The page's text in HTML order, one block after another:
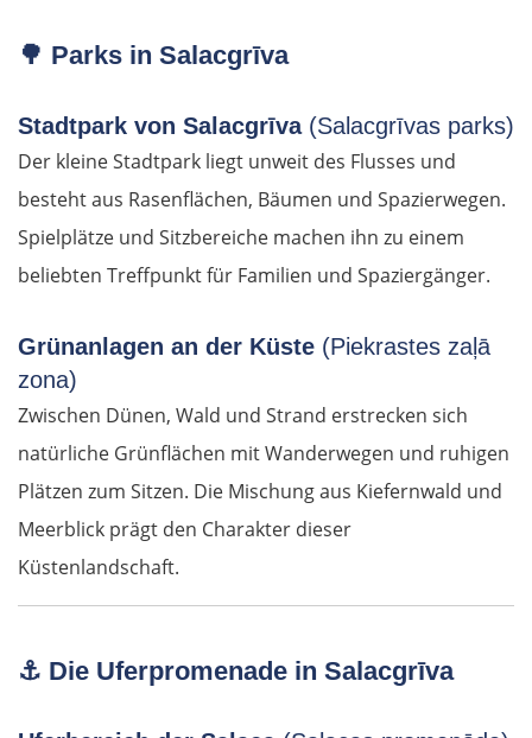
🌳 Parks in Salacgrīva
Stadtpark von Salacgrīva (Salacgrīvas parks)
Der kleine Stadtpark liegt unweit des Flusses und
besteht aus Rasenflächen, Bäumen und Spazierwegen.
Spielplätze und Sitzbereiche machen ihn zu einem
beliebten Treffpunkt für Familien und Spaziergänger.
Grünanlagen an der Küste (Piekrastes zaļā
zona)
Zwischen Dünen, Wald und Strand erstrecken sich
natürliche Grünflächen mit Wanderwegen und ruhigen
Plätzen zum Sitzen. Die Mischung aus Kiefernwald und
Meerblick prägt den Charakter dieser
Küstenlandschaft.
⚓ Die Uferpromenade in Salacgrīva